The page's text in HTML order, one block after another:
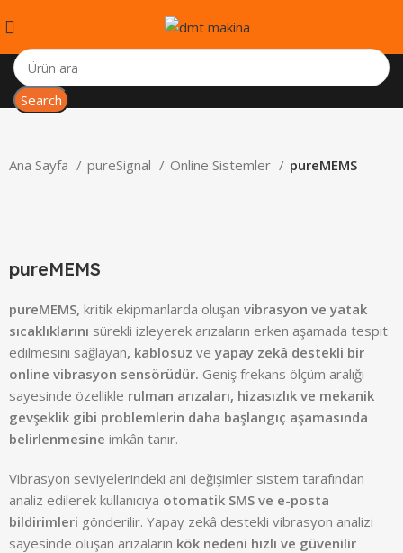
Search
Ana Sayfa pureSignal Online Sistemler pureMEMS
pureMEMS
pureMEMS,kritik ekipmanlarda oluşan vibrasyon ve yatak
sıcaklıklarını sürekli izleyerek arızaların erken aşamada tespit
edilmesini sağlayan, kablosuzveyapay zekâ destekli bir
online vibrasyon sensörüdür. Geniş frekans ölçüm aralığı
sayesinde özellikle rulman arızaları, hizasızlık ve mekanik
gevşeklik gibi problemlerin daha başlangıç aşamasında
belirlenmesine imkân tanır.
Vibrasyon seviyelerindeki ani değişimler sistem tarafından
analiz edilerek kullanıcıya otomatik SMS ve e-posta
bildirimleri gönderilir. Yapay zekâ destekli vibrasyon analizi
sayesinde oluşan arızaların kök nedeni hızlı ve güvenilir